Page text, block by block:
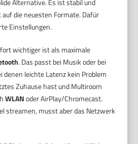
die neuesten Formate. Dafür
Einstellungen.
wichtiger ist als maximale
. Das passt bei Musik oder bei
denen leichte Latenz kein Problem
Zuhause hast und Multiroom
WLANoder AirPlay/Chromecast.
streamen, musst aber das Netzwerk